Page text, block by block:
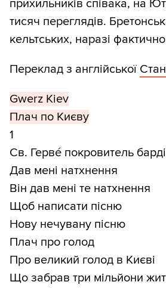
прихильників співака, на
тисяч переглядів.
кельтських, наразі
Переклад з англійської
Gwerz Kiev
Плач по Києву
1
Св. Гервé покровитель
Дав мені натхнення
Він дав мені те натхнення
Щоб написати пісню
Нову нечувану пісню
Плач про голод
Про великий голод в Києві
Що забрав три мільйони